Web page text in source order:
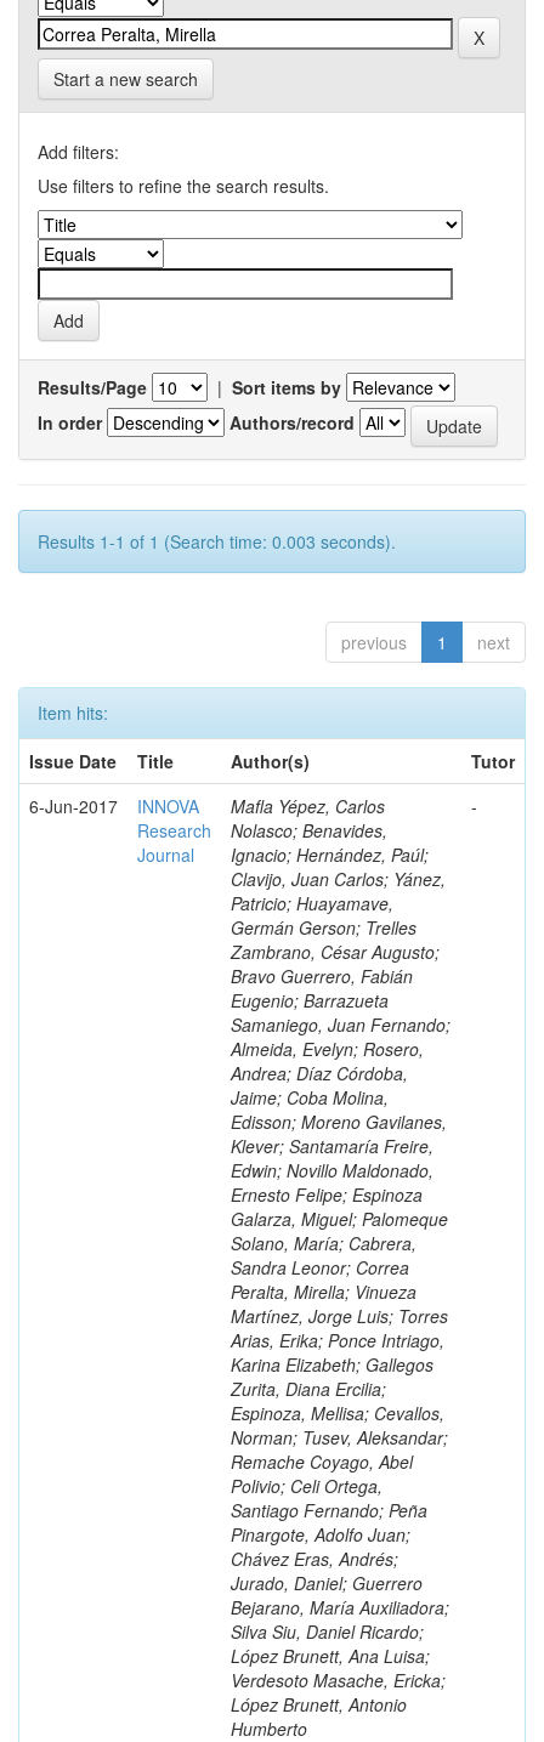
Start a new search
Add filters:
Use filters to refine the search results.
Results/Page | Sort items by
In order
Authors/record
Results 1-1 of 1 (Search time: 0.003 seconds).
previous 1 next
Item hits:
Issue Date
Title Author(s)
Tutor
6-Jun-2017
INNOVA
Research
Journal
Mafla Yépez, Carlos
Nolasco; Benavides,
Ignacio; Hernández, Paúl;
Clavijo, Juan Carlos; Yánez,
Patricio; Huayamave,
Germán Gerson; Trelles
Zambrano, César Augusto;
Bravo Guerrero, Fabián
Eugenio; Barrazueta
Samaniego, Juan Fernando;
Almeida, Evelyn; Rosero,
Andrea; Díaz Córdoba,
Jaime; Coba Molina,
Edisson; Moreno Gavilanes,
Klever; Santamaría Freire,
Edwin; Novillo Maldonado,
Ernesto Felipe; Espinoza
Galarza, Miguel; Palomeque
Solano, María; Cabrera,
Sandra Leonor; Correa
Peralta, Mirella; Vinueza
Martínez, Jorge Luis; Torres
Arias, Erika; Ponce Intriago,
Karina Elizabeth; Gallegos
Zurita, Diana Ercilia;
Espinoza, Mellisa; Cevallos,
Norman; Tusev, Aleksandar;
Remache Coyago, Abel
Polivio; Celi Ortega,
Santiago Fernando; Peña
Pinargote, Adolfo Juan;
Chávez Eras, Andrés;
Jurado, Daniel; Guerrero
Bejarano, María Auxiliadora;
Silva Siu, Daniel Ricardo;
López Brunett, Ana Luisa;
Verdesoto Masache, Ericka;
López Brunett, Antonio
Humberto
-